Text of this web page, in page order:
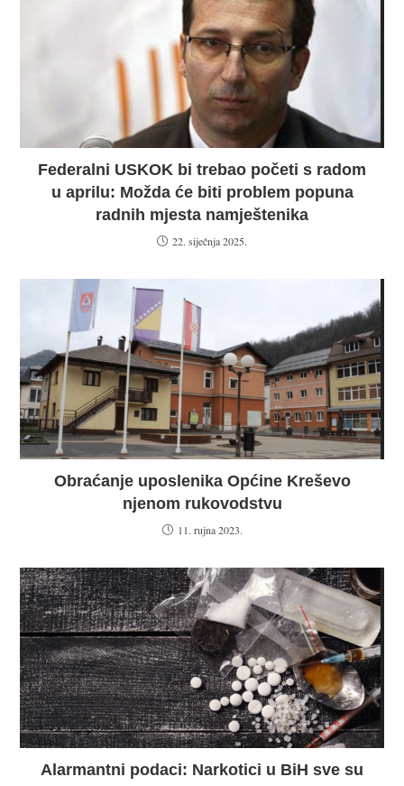
Federalni USKOK bi trebao početi s radom
u aprilu: Možda će biti problem popuna
radnih mjesta namještenika
22. siječnja 2025.
Obraćanje uposlenika Općine Kreševo
njenom rukovodstvu
11. rujna 2023.
Alarmantni podaci: Narkotici u BiH sve su